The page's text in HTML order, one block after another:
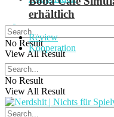
No Result
View All Result
erhältlich
Review
Kooperation
No Result
View All Result